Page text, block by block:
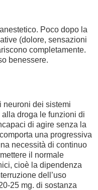
Poco dopo la
(dolore, sensazioni
completamente.
benessere.
neuroni dei sistemi
droga le funzioni di
di agire senza la
una progressiva
necessità di continuo
il normale
cioè la dipendenza
dell’uso
25 mg. di sostanza